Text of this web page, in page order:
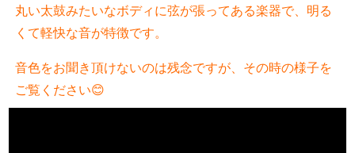
丸い太鼓みたいなボディに弦が張ってある楽器で、明る
くて軽快な音が特徴です。
音色をお聞き頂けないのは残念ですが、その時の様子を
ご覧ください😊